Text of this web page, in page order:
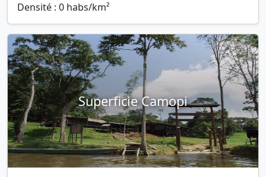
Densité : 0 habs/km²
Superficie Camopi